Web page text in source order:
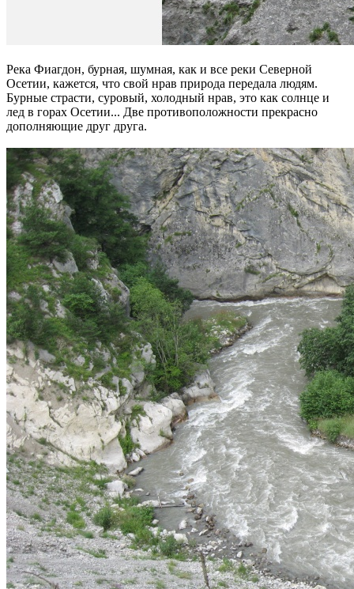
Река Фиагдон, бурная, шумная, как и все реки Северной
Осетии, кажется, что свой нрав природа передала людям.
Бурные страсти, суровый, холодный нрав, это как солнце и
лед в горах Осетии... Две противоположности прекрасно
дополняющие друг друга.